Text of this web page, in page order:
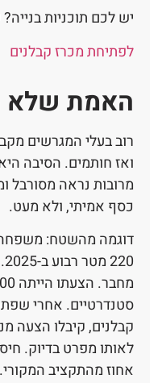
יש לכם תוכניות
לפתיחת מכרז קבלנים
האמת שלא
רוב בעלי המגרשים
ואז חותמים. הסיבה
מרובות נראה מסורבל
כסף אמיתי, ולא מעט.
דוגמה מהשטח: משפחה
סטנדרטיים. אחרי
אחוז מהתקציב המקורי.